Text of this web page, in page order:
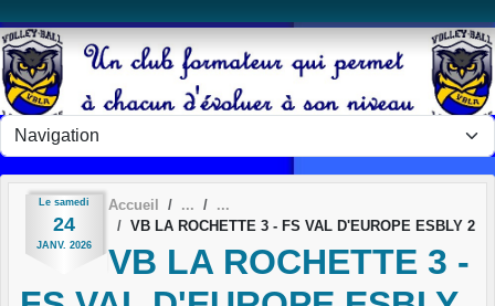
Le samedi
24
JANV. 2026
Accueil
VB LA ROCHETTE 3 - FS VAL D'EUROPE ESBLY 2
VB LA ROCHETTE 3 -